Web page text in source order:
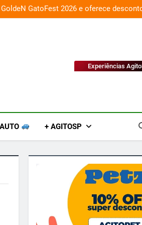
GatoFest 2026 e oferece
Experiências
AUTO + AGITOSP